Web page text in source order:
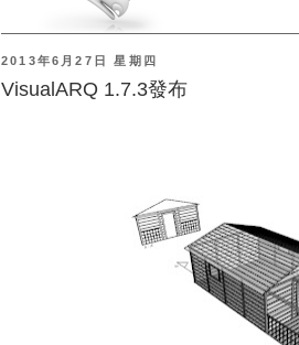
2013年6月27日 星期四
VisualARQ 1.7.3發布